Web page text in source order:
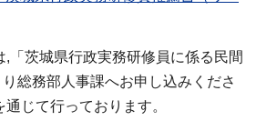
,「茨城県行政実務研修員に係る民間
総務部人事課へお申し込みくださ
じて行っております。